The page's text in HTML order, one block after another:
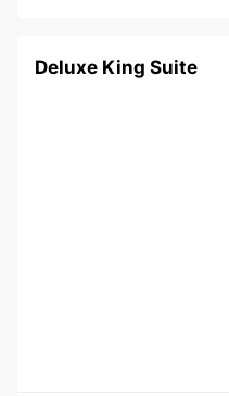
Deluxe King Suite